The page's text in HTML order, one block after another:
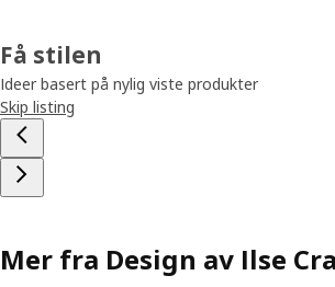
Få stilen
Ideer basert på nylig viste produkter
Skip listing
Mer fra Design av Ilse